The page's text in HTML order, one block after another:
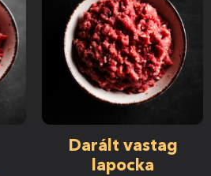
Darált vastag
lapocka